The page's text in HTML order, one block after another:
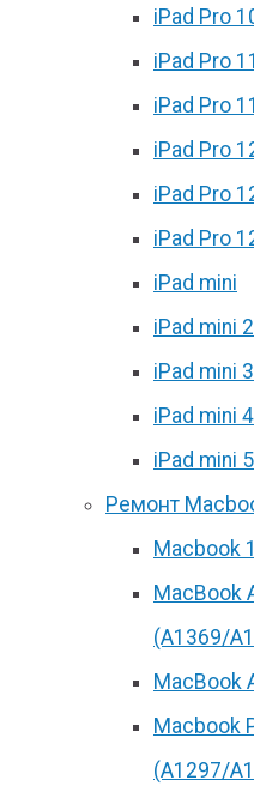
iPad Pro
iPad Pro
iPad Pro
iPad Pro
iPad Pro
iPad Pro
iPad mini
iPad mini 2
iPad mini 3
iPad mini 4
iPad mini 5
Ремонт
Macbook
MacBook
(A1369/
MacBook
Macbook
(A1297/